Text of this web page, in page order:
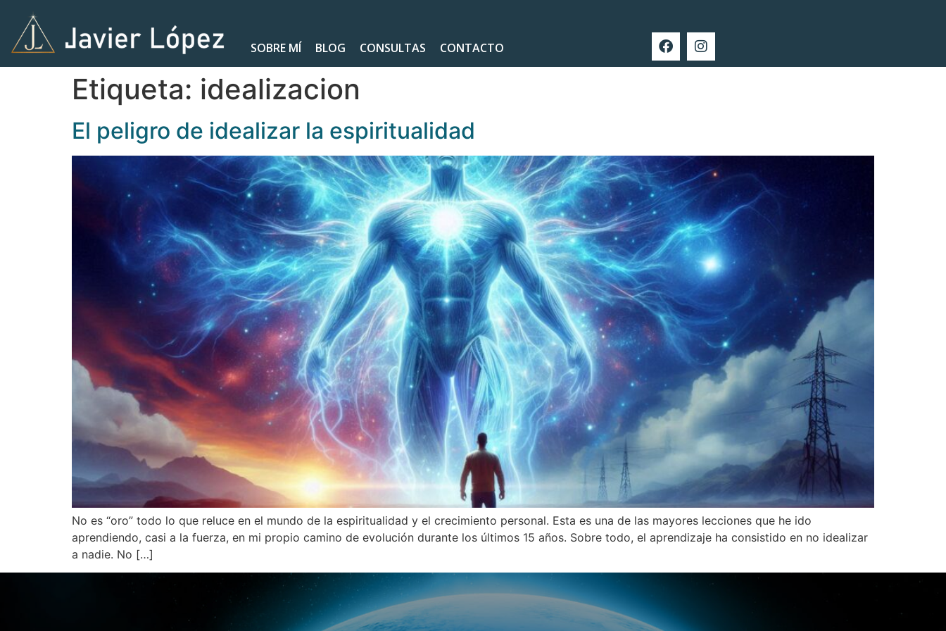
SOBRE MÍ BLOG CONSULTAS CONTACTO
Etiqueta: idealizacion
El peligro de idealizar la espiritualidad
No es “oro” todo lo que reluce en el mundo de la espiritualidad y el crecimiento personal. Esta es una de las mayores lecciones que he ido
aprendiendo, casi a la fuerza, en mi propio camino de evolución durante los últimos 15 años. Sobre todo, el aprendizaje ha consistido en no idealizar
a nadie. No […]